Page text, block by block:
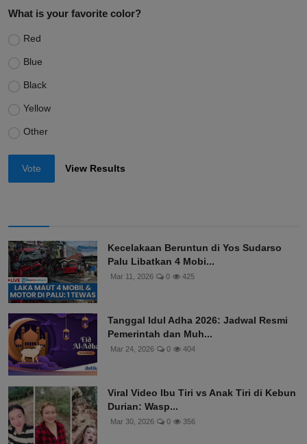
What is your favorite color?
Red
Blue
Black
Yellow
Other
Vote View Results
Kecelakaan Beruntun di Yos Sudarso
Palu Libatkan 4 Mobi...
Mar 11, 2026 0 425
Tanggal Idul Adha 2026: Jadwal Resmi
Pemerintah dan Muh...
Mar 24, 2026 0 404
Viral Video Ibu Tiri vs Anak Tiri di Kebun
Durian: Wasp...
Mar 30, 2026 0 356